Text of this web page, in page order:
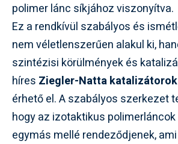
polimer lánc síkjához viszonyítva.
Ez a rendkívül szabályos és
nem véletlenszerűen alakul ki,
szintézisi körülmények és
híres Ziegler-Natta katalizátorok
érhető el. A szabályos szerkezet
hogy az izotaktikus
egymás mellé rendeződjenek,